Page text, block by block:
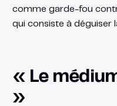
comme garde-fou
qui consiste à déguiser
« Le
»